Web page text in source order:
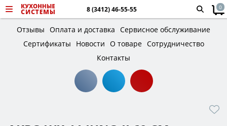
8 (3412) 46-55-55 0
Отзывы Оплата и доставка Сервисное обслуживание
Сертификаты
Новости О товаре Сотрудничество
Контакты